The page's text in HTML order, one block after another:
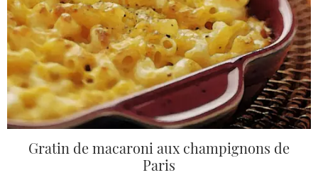
Gratin de macaroni aux champignons de
Paris